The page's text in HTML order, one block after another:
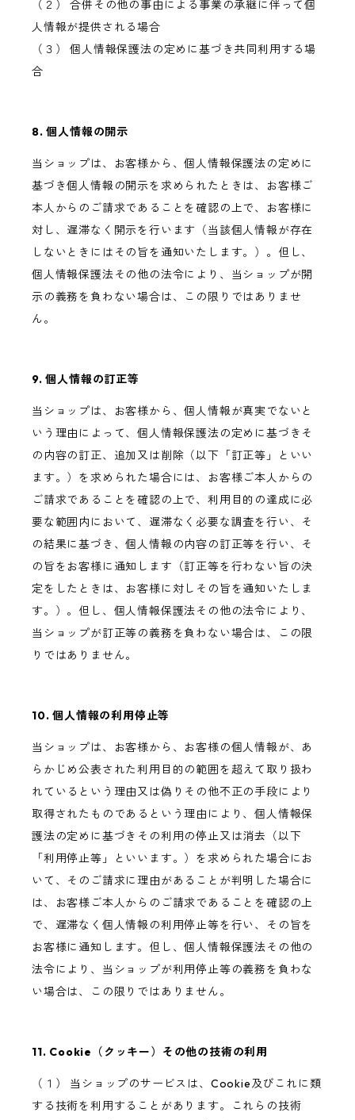
（２） 合併その他の事由による事業の承継に伴って個
人情報が提供される場合
（３） 個人情報保護法の定めに基づき共同利用する場
合
8. 個人情報の開示
当ショップは、お客様から、個人情報保護法の定めに
基づき個人情報の開示を求められたときは、お客様ご
本人からのご請求であることを確認の上で、お客様に
対し、遅滞なく開示を行います（当該個人情報が存在
しないときにはその旨を通知いたします。）。但し、
個人情報保護法その他の法令により、当ショップが開
示の義務を負わない場合は、この限りではありませ
ん。
9. 個人情報の訂正等
当ショップは、お客様から、個人情報が真実でないと
いう理由によって、個人情報保護法の定めに基づきそ
の内容の訂正、追加又は削除（以下「訂正等」といい
ます。）を求められた場合には、お客様ご本人からの
ご請求であることを確認の上で、利用目的の達成に必
要な範囲内において、遅滞なく必要な調査を行い、そ
の結果に基づき、個人情報の内容の訂正等を行い、そ
の旨をお客様に通知します（訂正等を行わない旨の決
定をしたときは、お客様に対しその旨を通知いたしま
す。）。但し、個人情報保護法その他の法令により、
当ショップが訂正等の義務を負わない場合は、この限
りではありません。
10. 個人情報の利用停止等
当ショップは、お客様から、お客様の個人情報が、あ
らかじめ公表された利用目的の範囲を超えて取り扱わ
れているという理由又は偽りその他不正の手段により
取得されたものであるという理由により、個人情報保
護法の定めに基づきその利用の停止又は消去（以下
「利用停止等」といいます。）を求められた場合にお
いて、そのご請求に理由があることが判明した場合に
は、お客様ご本人からのご請求であることを確認の上
で、遅滞なく個人情報の利用停止等を行い、その旨を
お客様に通知します。但し、個人情報保護法その他の
法令により、当ショップが利用停止等の義務を負わな
い場合は、この限りではありません。
11. Cookie（クッキー）その他の技術の利用
（１） 当ショップのサービスは、Cookie及びこれに類
する技術を利用することがあります。これらの技術